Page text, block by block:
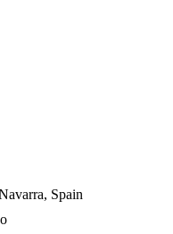
Spain